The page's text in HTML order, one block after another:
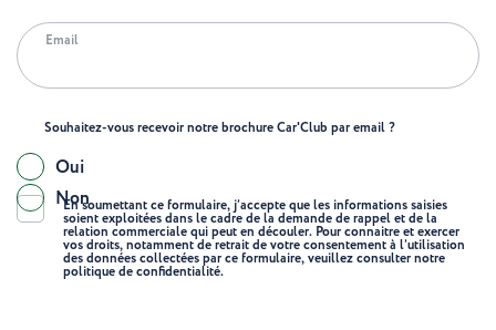
Aidez-nous à préparer le programme de l’an prochain
et dites nous quel est le séjour de vos rêves.
Prénom
Email
Email
Souhaitez-vous recevoir notre brochure Car'Club par email ?
Oui
Non
En soumettant ce formulaire, j’accepte que les informations saisies
soient exploitées dans le cadre de la demande de rappel et de la
relation commerciale qui peut en découler. Pour connaitre et exercer
vos droits, notamment de retrait de votre consentement à l’utilisation
des données collectées par ce formulaire, veuillez consulter notre
politique de confidentialité.